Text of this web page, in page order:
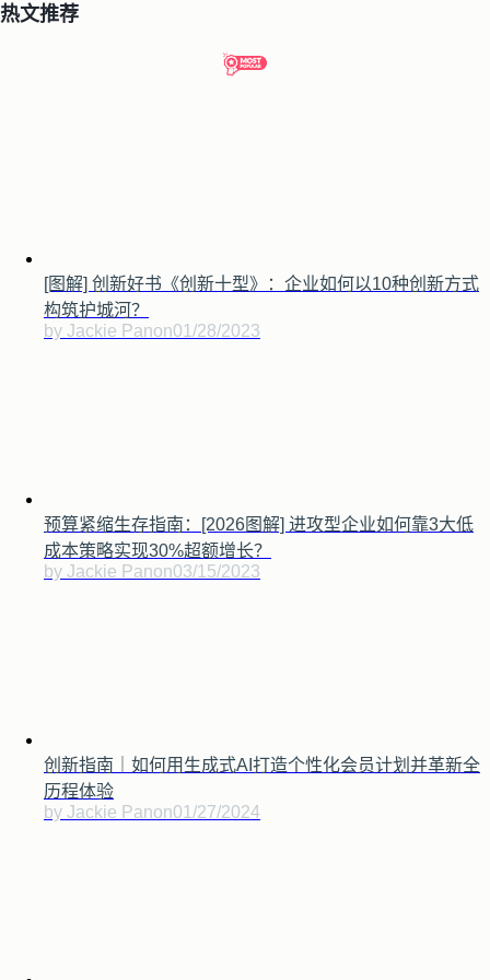
热文推荐
[图解] 创新好书《创新十型》：企业如何以10种创新方式
构筑护城河？
by Jackie Panon01/28/2023
预算紧缩生存指南：[2026图解] 进攻型企业如何靠3大低
成本策略实现30%超额增长？
by Jackie Panon03/15/2023
创新指南｜如何用生成式AI打造个性化会员计划并革新全
历程体验
by Jackie Panon01/27/2024